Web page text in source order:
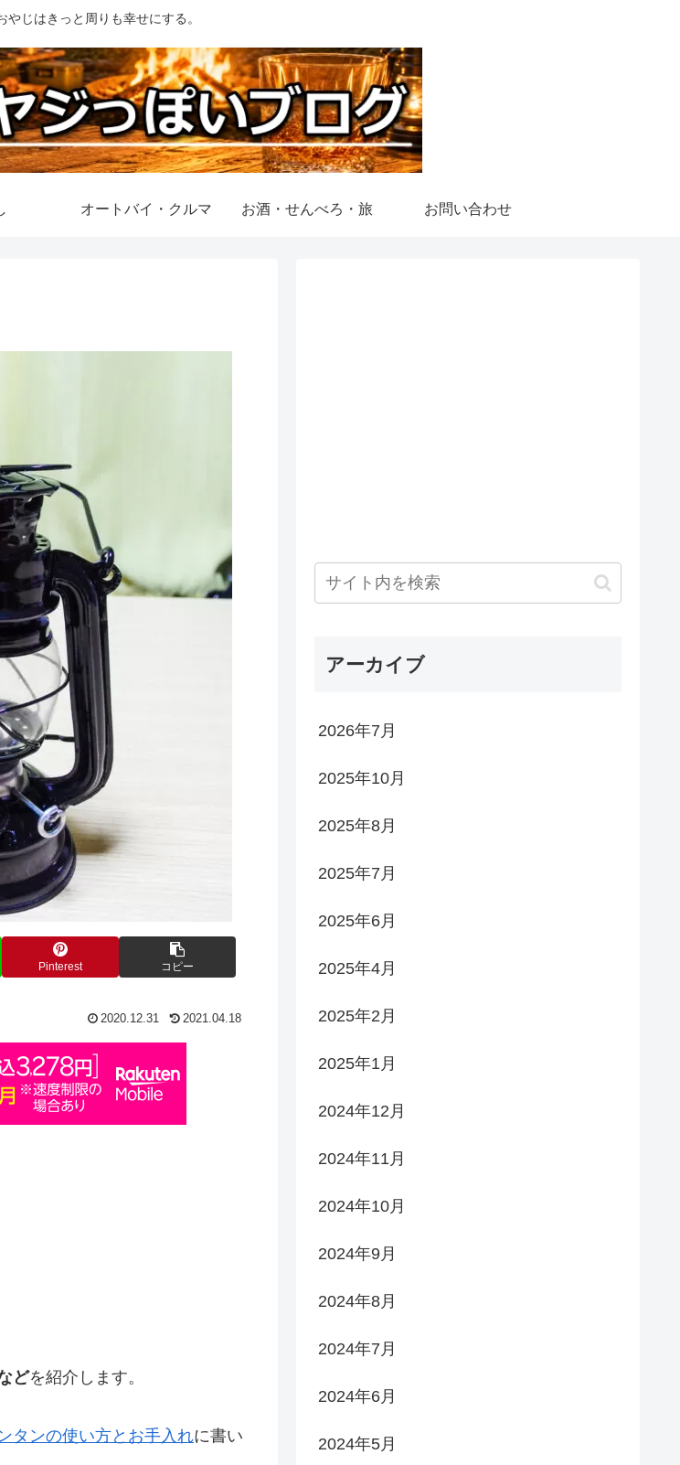
やじはきっと周りも幸せにする。
オートバイ・クルマ お酒・せんべろ・旅 お問い合わせ
Pinterest コピー
2020.12.31 2021.04.18
どを紹介します。
タンの使い方とお手入れに書い
アーカイブ
2026年7月
2025年10月
2025年8月
2025年7月
2025年6月
2025年4月
2025年2月
2025年1月
2024年12月
2024年11月
2024年10月
2024年9月
2024年8月
2024年7月
2024年6月
2024年5月